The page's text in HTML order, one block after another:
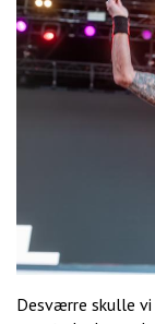
Desværre skulle